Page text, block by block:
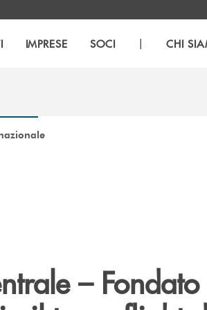
IMPRESE SOCI | CHI
– Fondato